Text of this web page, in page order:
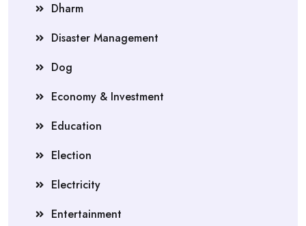
Dharm
Disaster Management
Dog
Economy & Investment
Education
Election
Electricity
Entertainment